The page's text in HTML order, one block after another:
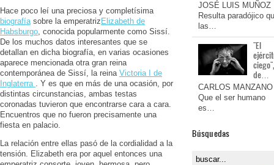
Hace poco leí una preciosa y completísima
biografía sobre la emperatrizElizabeth de
Habsburgo , conocida popularmente como Sissí.
De los muchos datos interesantes que se
detallan en dicha biografía, en varias ocasiones
aparece mencionada otra gran reina
contemporánea de Sissí, la reina Victoria I de
Inglaterra
. Y es que en más de una ocasión, por
distintas circunstancias, ambas testas
coronadas tuvieron que encontrarse cara a cara.
Encuentros que no fueron precisamente una
fiesta en palacio.
La relación entre ellas pasó de la cordialidad a la
tensión. Elizabeth era por aquel entonces una
JOSÉ LUIS MUÑOZ
Resulta paradójico
las…
"El
de…
CARLOS MANZANO
Que el ser humano
es…
Búsquedas